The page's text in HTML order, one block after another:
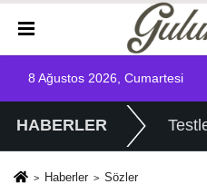
8 Ağustos 2026, Cumartesi
HABERLER
Haberler Sözler